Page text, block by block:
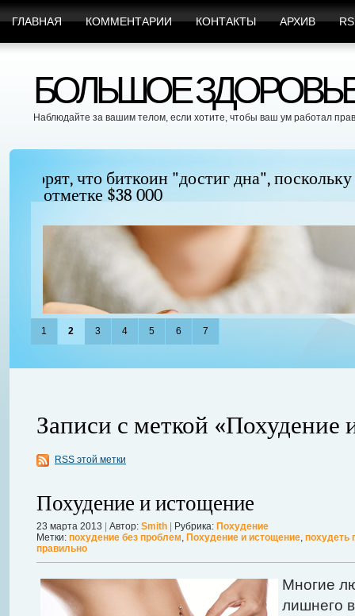
ГЛАВНАЯ КОММЕНТАРИИ КОНТАКТЫ АРХИВ
БОЛЬШОЕ
Наблюдайте за вашим телом, если хотите, чтобы ваш ум работал
Можно ли увеличить грудь без
придать ей форму?
речь, нужно углубиться в анатомию.
Далее...
1 2 3 4 5 6 7
Записи с меткой «Похудение
RSS этой метки
Похудение и истощение
23 марта 2013 Автор: Smith Рубрика: Похудение
Метки: похудение без проблем, Похудение и истощение, похудеть
правильно
Многие
лишнего